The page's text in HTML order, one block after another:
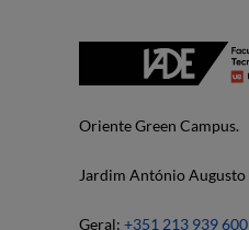
Oriente Green Campus.
Jardim António
Geral: +351 213 939 600